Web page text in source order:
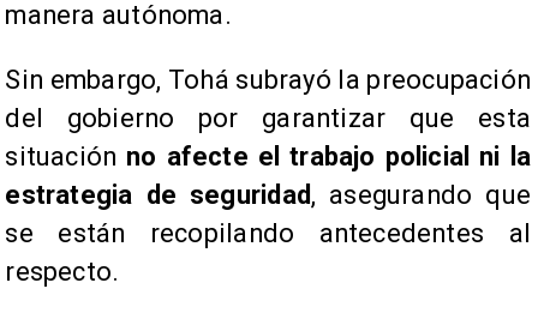
manera autónoma.
Sin embargo, Tohá subrayó la preocupación
del gobierno por garantizar que esta
situación no afecte el trabajo policial ni la
estrategia de seguridad , asegurando que
se están recopilando antecedentes al
respecto.